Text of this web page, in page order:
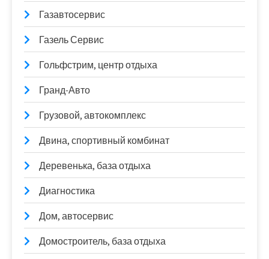
Газавтосервис
Газель Сервис
Гольфстрим, центр отдыха
Гранд-Авто
Грузовой, автокомплекс
Двина, спортивный комбинат
Деревенька, база отдыха
Диагностика
Дом, автосервис
Домостроитель, база отдыха